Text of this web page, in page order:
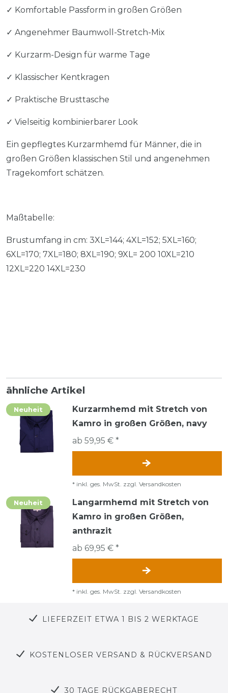
✓ Komfortable Passform in großen Größen
✓ Angenehmer Baumwoll-Stretch-Mix
✓ Kurzarm-Design für warme Tage
✓ Klassischer Kentkragen
✓ Praktische Brusttasche
✓ Vielseitig kombinierbarer Look
Ein gepflegtes Kurzarmhemd für Männer, die in
großen Größen klassischen Stil und angenehmen
Tragekomfort schätzen.
Maßtabelle:
Brustumfang in cm: 3XL=144; 4XL=152; 5XL=160;
6XL=170; 7XL=180; 8XL=190; 9XL= 200 10XL=210
12XL=220 14XL=230
ähnliche Artikel
Neuheit
Kurzarmhemd mit Stretch von
Kamro in großen Größen, navy
ab 59,95 € *
* inkl. ges. MwSt. zzgl. Versandkosten
Neuheit
Langarmhemd mit Stretch von
Kamro in großen Größen,
anthrazit
ab 69,95 € *
* inkl. ges. MwSt. zzgl. Versandkosten
LIEFERZEIT ETWA 1 BIS 2 WERKTAGE
KOSTENLOSER VERSAND & RÜCKVERSAND
30 TAGE RÜCKGABERECHT